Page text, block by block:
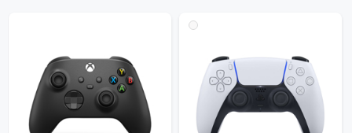
لوازم جانبی